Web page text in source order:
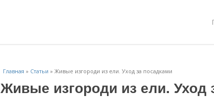
Главная » Статьи » Живые изгороди из ели. Уход за посадками
Живые изгороди из ели. Уход